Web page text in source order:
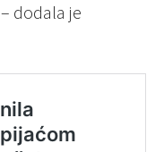
– dodala je